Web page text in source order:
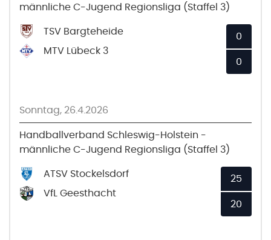
männliche C-Jugend Regionsliga (Staffel 3)
TSV Bargteheide
MTV Lübeck 3
0
0
Sonntag, 26.4.2026
Handballverband Schleswig-Holstein -
männliche C-Jugend Regionsliga (Staffel 3)
ATSV Stockelsdorf
VfL Geesthacht
25
20